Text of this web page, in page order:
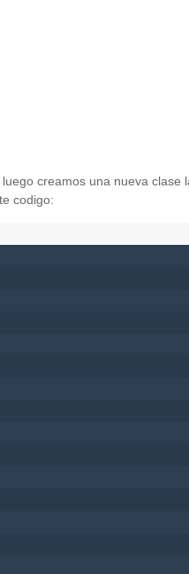
creamos una nueva clase
codigo: